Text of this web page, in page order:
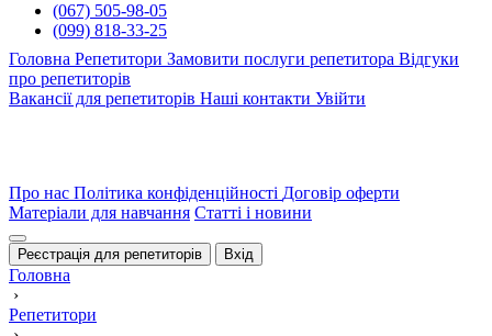
(067) 505-98-05
(099) 818-33-25
Головна Репетитори Замовити послуги репетитора Відгуки
про репетиторів
Вакансії для репетиторів Наші контакти Увійти
Про нас Політика конфіденційності Договір оферти
Матеріали для навчання Статті і новини
Реєстрація для репетиторів Вхід
Головна
›
Репетитори